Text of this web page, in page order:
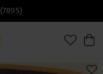
(7895)